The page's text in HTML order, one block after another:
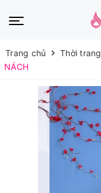
Trang chủ Thời
NÁCH